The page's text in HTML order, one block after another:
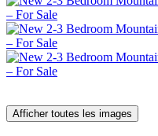
Afficher toutes les images